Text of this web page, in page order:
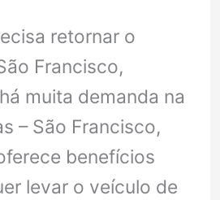
retornar o
Francisco,
muita demanda na
– São Francisco,
benefícios
levar o veículo de